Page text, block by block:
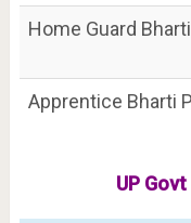
Home Guard
Apprentice Bharti
UP